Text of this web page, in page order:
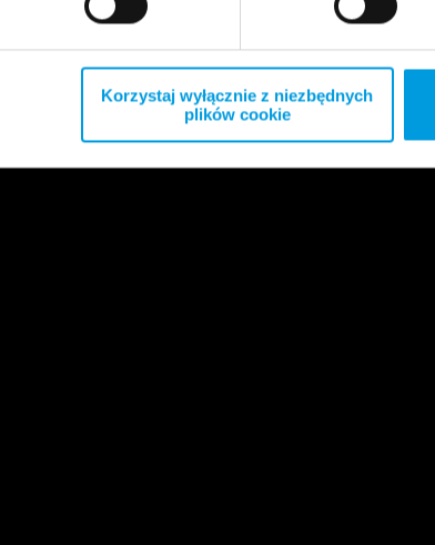
Korzystaj wyłącznie z niezbędnych
plików cookie